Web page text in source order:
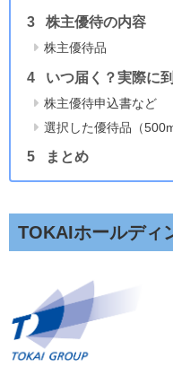
株主優待の内容
株主優待品
いつ届く？実際に
株主優待申込書など
選択した優待品（
まとめ
TOKAIホールディ